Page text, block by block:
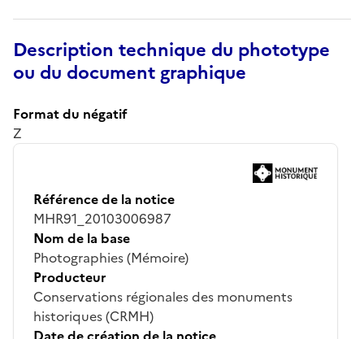
Description technique du phototype
ou du document graphique
Format du négatif
Z
Référence de la notice
MHR91_20103006987
Nom de la base
Photographies (Mémoire)
Producteur
Conservations régionales des monuments
historiques (CRMH)